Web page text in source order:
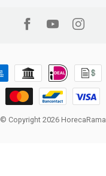
© Copyright 2026 HorecaRama